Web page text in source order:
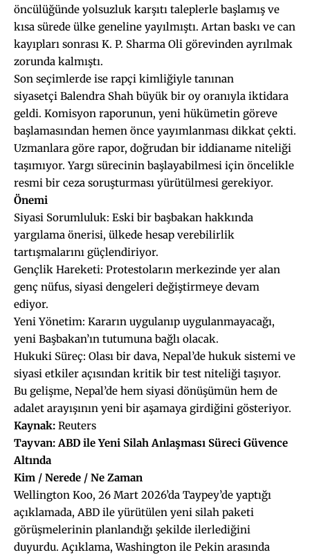
öncülüğünde yolsuzluk karşıtı taleplerle başlamış ve
kısa sürede ülke geneline yayılmıştı. Artan baskı ve can
kayıpları sonrası K. P. Sharma Oli görevinden ayrılmak
zorunda kalmıştı.
Son seçimlerde ise rapçi kimliğiyle tanınan
siyasetçi Balendra Shah büyük bir oy oranıyla iktidara
geldi. Komisyon raporunun, yeni hükümetin göreve
başlamasından hemen önce yayımlanması dikkat çekti.
Uzmanlara göre rapor, doğrudan bir iddianame niteliği
taşımıyor. Yargı sürecinin başlayabilmesi için öncelikle
resmi bir ceza soruşturması yürütülmesi gerekiyor.
Önemi
Siyasi Sorumluluk: Eski bir başbakan hakkında
yargılama önerisi, ülkede hesap verebilirlik
tartışmalarını güçlendiriyor.
Gençlik Hareketi: Protestoların merkezinde yer alan
genç nüfus, siyasi dengeleri değiştirmeye devam
ediyor.
Yeni Yönetim: Kararın uygulanıp uygulanmayacağı,
yeni Başbakan’ın tutumuna bağlı olacak.
Hukuki Süreç: Olası bir dava, Nepal’de hukuk sistemi ve
siyasi etkiler açısından kritik bir test niteliği taşıyor.
Bu gelişme, Nepal’de hem siyasi dönüşümün hem de
adalet arayışının yeni bir aşamaya girdiğini gösteriyor.
Kaynak: Reuters
Tayvan: ABD ile Yeni Silah Anlaşması Süreci Güvence
Altında
Kim / Nerede / Ne Zaman
Wellington Koo, 26 Mart 2026’da Taypey’de yaptığı
açıklamada, ABD ile yürütülen yeni silah paketi
görüşmelerinin planlandığı şekilde ilerlediğini
duyurdu. Açıklama, Washington ile Pekin arasında